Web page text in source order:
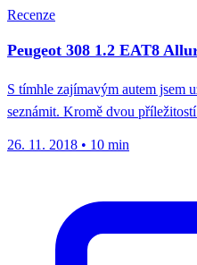
Recenze
Peugeot 308 1.2 EAT8
S tímhle zajímavým autem jsem
seznámit. Kromě dvou
26. 11. 2018 • 10 min